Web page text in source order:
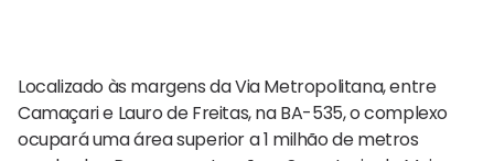
Localizado às margens da Via Metropolitana, entre
Camaçari e Lauro de Freitas, na BA-535, o complexo
ocupará uma área superior a 1 milhão de metros